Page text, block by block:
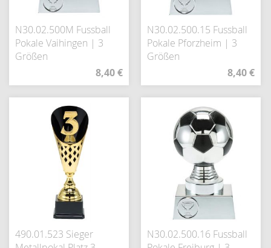
N30.02.500M Fussball
Pokale Vaihingen | 3
Größen
8,40 €
N30.02.500.15 Fussball
Pokale Pforzheim | 3
Größen
8,40 €
490.01.523 Sieger
N30.02.500.16 Fussball